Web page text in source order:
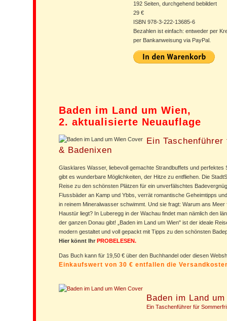
192 Seiten, durchgehend bebildert
29 €
ISBN 978-3-222-13685-6
Bezahlen ist einfach: entweder per
per Bankanweisung via PayPal.
Baden im Land um Wien,
2. aktualisierte Neuauflage
Ein
& Badenixen
Glasklares Wasser, liebevoll gemachte Strandbuffets und perfektes
gibt es wunderbare Möglichkeiten, der Hitze zu entfliehen. Die
Reise zu den schönsten Plätzen für ein unverfälschtes
Flussbäder an Kamp und Ybbs, verrät romantische Geheimtipps
in reinem Mineralwasser schwimmt. Und sie fragt: Warum ans
Haustür liegt? In Luberegg in der Wachau findet man nämlich den
der ganzen Donau gibt! „Baden im Land um Wien" ist der ideale
modern gestaltet und voll gepackt mit Tipps zu den schönsten
Hier könnt Ihr PROBELESEN.
Das Buch kann für 19,50 € über den Buchhandel oder diesen
Einkaufswert von 30 € entfallen die
Baden im Land
Ein Taschenführer für